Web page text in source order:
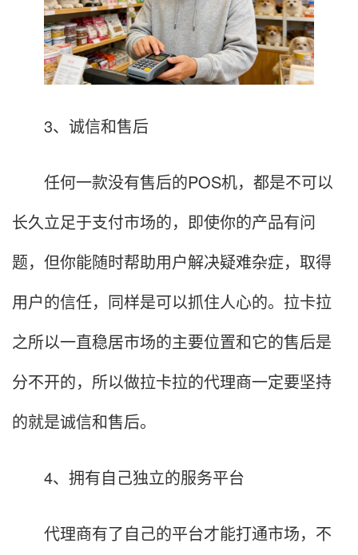
3、诚信和售后
任何一款没有售后的POS机，都是不可以
长久立足于支付市场的，即使你的产品有问
题，但你能随时帮助用户解决疑难杂症，取得
用户的信任，同样是可以抓住人心的。拉卡拉
之所以一直稳居市场的主要位置和它的售后是
分不开的，所以做拉卡拉的代理商一定要坚持
的就是诚信和售后。
4、拥有自己独立的服务平台
代理商有了自己的平台才能打通市场，不